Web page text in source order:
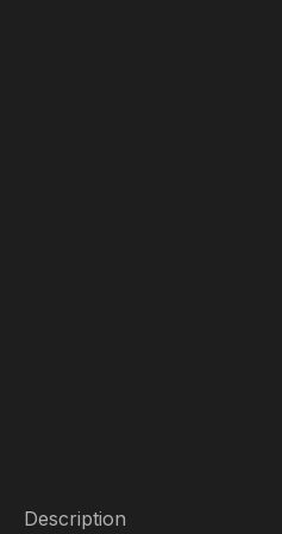
Description